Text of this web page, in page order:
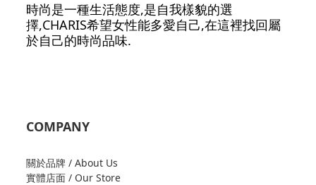
時尚是一種生活態度,是自我樣貌的選
擇,CHARIS希望女性能多愛自己,在這裡找回屬
於自己的時尚品味.
COMPANY
關於品牌 / About Us
實體店面 / Our Store